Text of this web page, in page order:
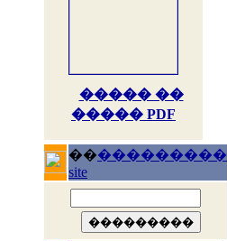
����� ��
����� PDF
�����������
site